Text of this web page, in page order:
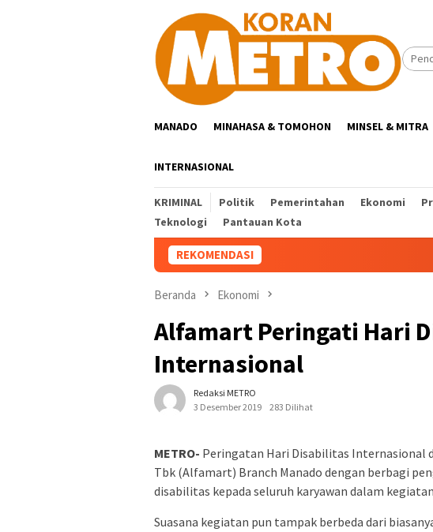
MANADO MINAHASA & TOMOHON MINSEL & MITRA
INTERNASIONAL
KRIMINAL Politik Pemerintahan Ekonomi
Teknologi
Pantauan Kota
REKOMENDASI
Beranda Ekonomi
Alfamart Peringati Hari
Internasional
Redaksi METRO
3 Desember 2019
283 Dilihat
METRO- Peringatan Hari Disabilitas Internasional
Tbk (Alfamart) Branch Manado dengan berbagi
disabilitas kepada seluruh karyawan dalam
Suasana kegiatan pun tampak berbeda dari